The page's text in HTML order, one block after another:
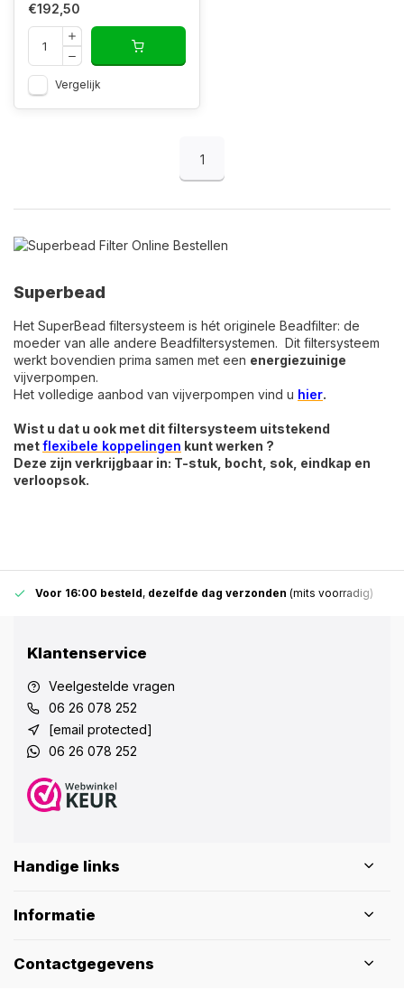
€192,50
Vergelijk
1
Superbead
Het SuperBead filtersysteem is hét originele Beadfilter: de
moeder van alle andere Beadfiltersystemen. Dit filtersysteem
werkt bovendien prima samen met een energiezuinige
vijverpompen.
Het volledige aanbod van vijverpompen vind u hier.
Wist u dat u ook met dit filtersysteem uitstekend
metflexibele koppelingen kunt werken ?
Deze zijn verkrijgbaar in: T-stuk, bocht, sok, eindkap en
verloopsok.
Voor 16:00 besteld, dezelfde dag verzonden (mits voorradig)
Klantenservice
Veelgestelde vragen
06 26 078 252
[email protected]
06 26 078 252
Handige links
Informatie
Contactgegevens